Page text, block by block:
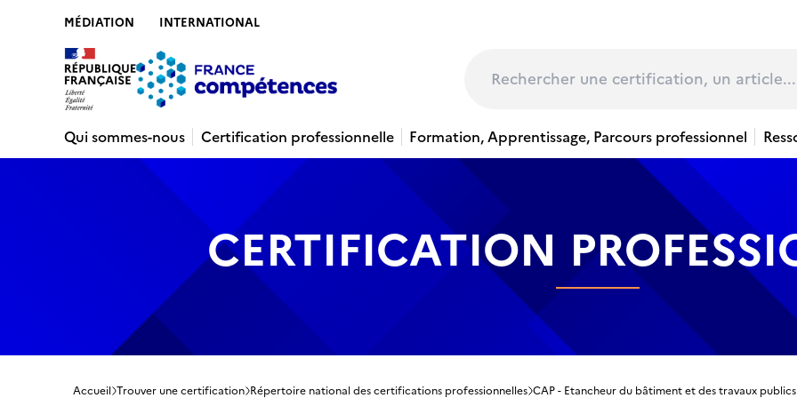
MÉDIATION INTERNATIONAL
Qui sommes-nous Certification professionnelle Formation, Apprentissage, Parcours professionnel
CERTIFICATION
Accueil Trouver une certification Répertoire national des certifications professionnelles CAP - Etancheur du bâtiment et des travaux publics